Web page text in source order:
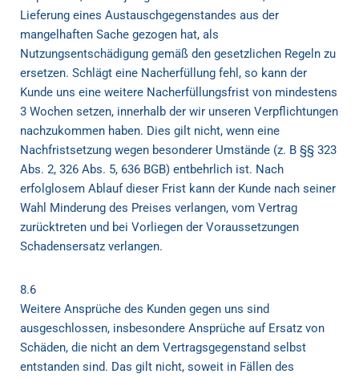
Lieferung eines Austauschgegenstandes aus der
mangelhaften Sache gezogen hat, als
Nutzungsentschädigung gemäß den gesetzlichen Regeln zu
ersetzen. Schlägt eine Nacherfüllung fehl, so kann der
Kunde uns eine weitere Nacherfüllungsfrist von mindestens
3 Wochen setzen, innerhalb der wir unseren Verpflichtungen
nachzukommen haben. Dies gilt nicht, wenn eine
Nachfristsetzung wegen besonderer Umstände (z. B §§ 323
Abs. 2, 326 Abs. 5, 636 BGB) entbehrlich ist. Nach
erfolglosem Ablauf dieser Frist kann der Kunde nach seiner
Wahl Minderung des Preises verlangen, vom Vertrag
zurücktreten und bei Vorliegen der Voraussetzungen
Schadensersatz verlangen.
8.6
Weitere Ansprüche des Kunden gegen uns sind
ausgeschlossen, insbesondere Ansprüche auf Ersatz von
Schäden, die nicht an dem Vertragsgegenstand selbst
entstanden sind. Das gilt nicht, soweit in Fällen des